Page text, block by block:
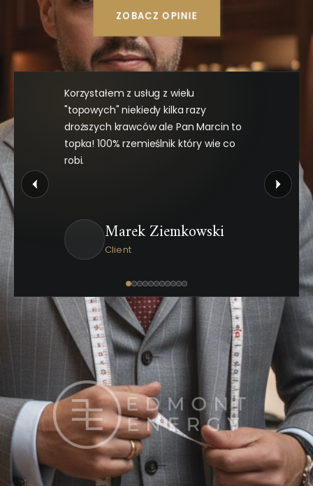
ZOBACZ OPINIE
Korzystałem z usług z wielu
"topowych" niekiedy kilka razy
droższych krawców ale Pan Marcin to
topka! 100% rzemieślnik który wie co
robi.
Marek Ziemkowski
Client